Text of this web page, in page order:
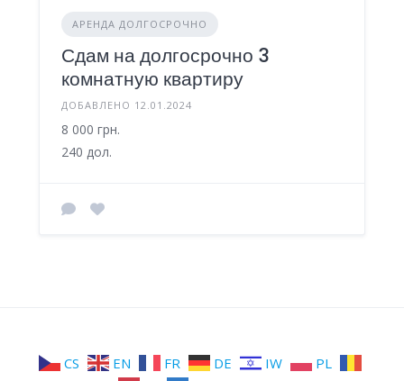
АРЕНДА ДОЛГОСРОЧНО
Сдам на долгосрочно 3
комнатную квартиру
ДОБАВЛЕНО 12.01.2024
8 000 грн.
240 дол.
CS EN FR DE IW
PL